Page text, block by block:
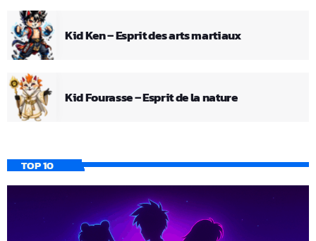
Kid Ken – Esprit des arts martiaux
Kid Fourasse – Esprit de la nature
TOP 10